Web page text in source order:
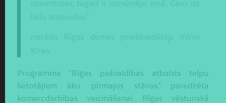
Programma “Rīgas pašvaldības atbalsts telpu
lietotājiem ēku pirmajos stāvos” paredzēta
komercdarbības veicināšanai Rīgas vēsturiskā